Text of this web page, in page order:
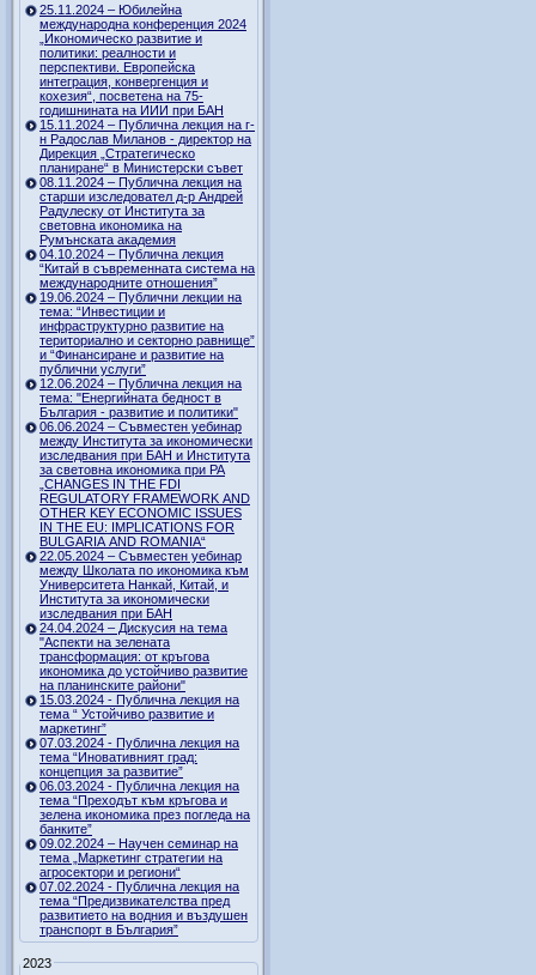
25.11.2024 – Юбилейна
международна конференция 2024
„Икономическо развитие и
политики: реалности и
перспективи. Европейска
интеграция, конвергенция и
кохезия“, посветена на 75-
годишнината на ИИИ при БАН
15.11.2024 – Публична лекция на г-
н Радослав Миланов - директор на
Дирекция „Стратегическо
планиране“ в Министерски съвет
08.11.2024 – Публична лекция на
старши изследовател д-р Андрей
Радулеску от Института за
световна икономика на
Румънската академия
04.10.2024 – Публична лекция
“Китай в съвременната система на
международните отношения”
19.06.2024 – Публични лекции на
тема: “Инвестиции и
инфраструктурно развитие на
териториално и секторно равнище”
и “Финансиране и развитие на
публични услуги”
12.06.2024 – Публична лекция на
тема: "Енергийната бедност в
България - развитие и политики"
06.06.2024 – Съвместен уебинар
между Института за икономически
изследвания при БАН и Института
за световна икономика при РА
„CHANGES IN THE FDI
REGULATORY FRAMEWORK AND
OTHER KEY ECONOMIC ISSUES
IN THE EU: IMPLICATIONS FOR
BULGARIA AND ROMANIA“
22.05.2024 – Съвместен уебинар
между Школата по икономика към
Университета Нанкай, Китай, и
Института за икономически
изследвания при БАН
24.04.2024 – Дискусия на тема
"Аспекти на зелената
трансформация: от кръгова
икономика до устойчиво развитие
на планинските райони"
15.03.2024 - Публична лекция на
тема “ Устойчиво развитие и
маркетинг”
07.03.2024 - Публична лекция на
тема “Иновативният град:
концепция за развитие”
06.03.2024 - Публична лекция на
тема “Преходът към кръгова и
зелена икономика през погледа на
банките”
09.02.2024 – Научен семинар на
тема „Маркетинг стратегии на
агросектори и региони“
07.02.2024 - Публична лекция на
тема “Предизвикателства пред
развитието на водния и въздушен
транспорт в България”
2023